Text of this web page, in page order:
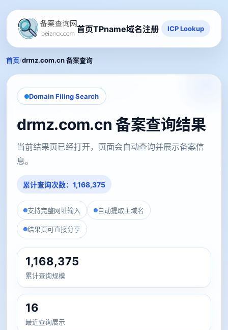
首页TPname域名注册 ICP Lookup
首页/drmz.com.cn 备案查询
Domain Filing Search
drmz.com.cn 备案查询结果
当前结果页已经打开，页面会自动查询并展示备案信
息。
累计查询次数：1,168,375
支持完整网址输入 自动提取主域名
结果页可直接分享
1,168,375
累计查询规模
16
最近查询展示